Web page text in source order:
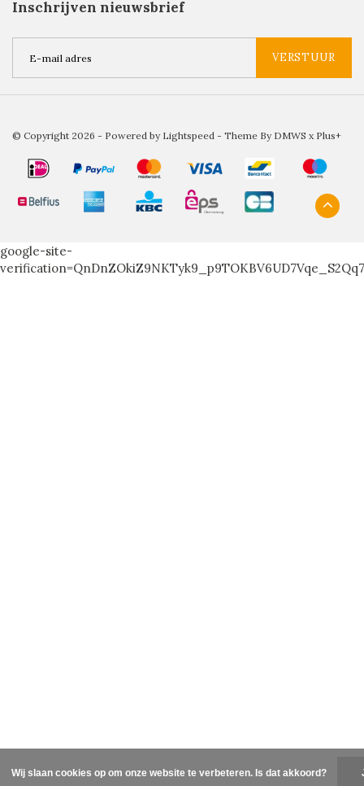
Inschrijven nieuwsbrief
VERSTUUR
© Copyright 2026 - Powered by Lightspeed - Theme By DMWS x Plus+
google-site-
Wij slaan cookies op om onze website te verbeteren. Is dat akkoord?